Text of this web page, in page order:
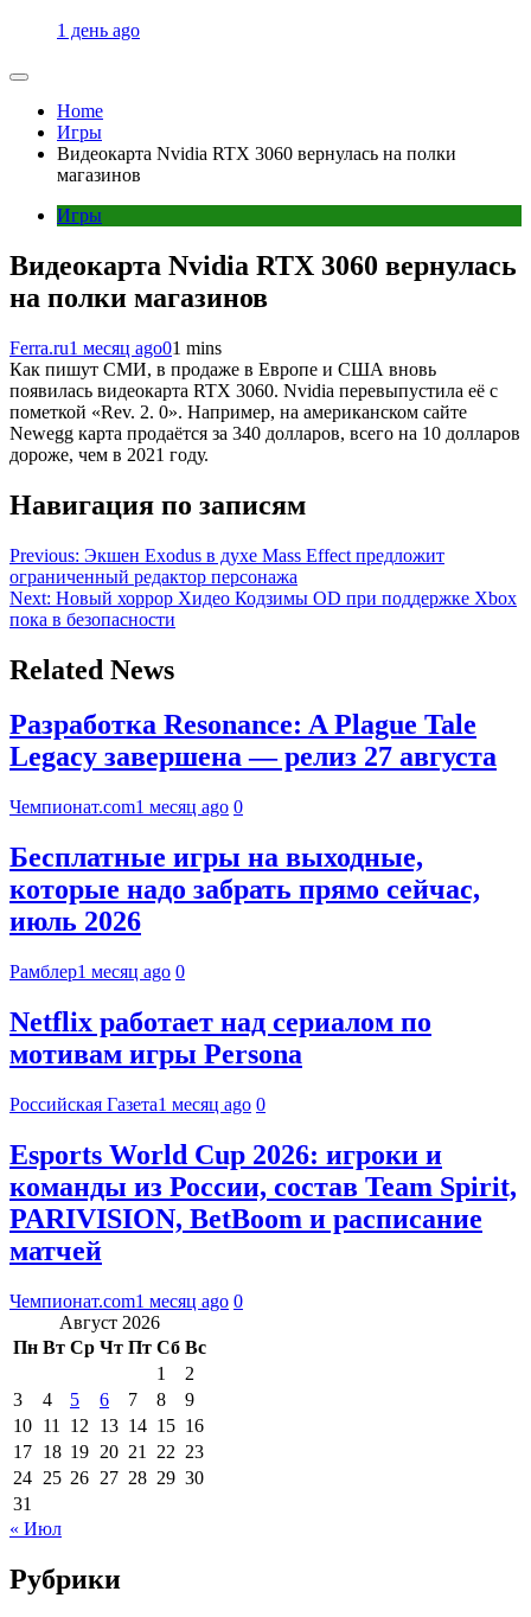
1 день ago
Home
Игры
Видеокарта Nvidia RTX 3060 вернулась на полки
магазинов
Игры
Видеокарта Nvidia RTX 3060 вернулась
на полки магазинов
Ferra.ru1 месяц ago01 mins
Как пишут СМИ, в продаже в Европе и США вновь
появилась видеокарта RTX 3060. Nvidia перевыпустила её с
пометкой «Rev. 2. 0». Например, на американском сайте
Newegg карта продаётся за 340 долларов, всего на 10 долларов
дороже, чем в 2021 году.
Навигация по записям
Previous: Экшен Exodus в духе Mass Effect предложит
ограниченный редактор персонажа
Next: Новый хоррор Хидео Кодзимы OD при поддержке Xbox
пока в безопасности
Related News
Разработка Resonance: A Plague Tale
Legacy завершена — релиз 27 августа
Чемпионат.com1 месяц ago 0
Бесплатные игры на выходные,
которые надо забрать прямо сейчас,
июль 2026
Рамблер1 месяц ago 0
Netflix работает над сериалом по
мотивам игры Persona
Российская Газета1 месяц ago 0
Esports World Cup 2026: игроки и
команды из России, состав Team Spirit,
PARIVISION, BetBoom и расписание
матчей
Чемпионат.com1 месяц ago 0
Август 2026
Пн Вт Ср Чт Пт Сб Вс
1
2
3
4 5 6 7 8
9
10 11 12 13 14 15 16
17 18 19 20 21 22 23
24 25 26 27 28 29 30
31
« Июл
Рубрики